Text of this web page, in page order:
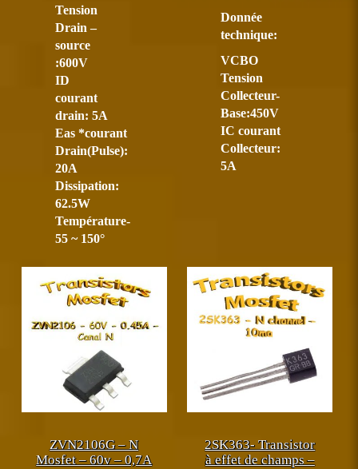
Tension
Drain –
source
:600V
ID
courant
drain: 5A
Eas *courant
Drain(Pulse):
20A
Dissipation:
62.5W
Température-
55 ~ 150°
Donnée
technique:
VCBO
Tension
Collecteur-
Base:450V
IC courant
Collecteur:
5A
ZVN2106G – N
Mosfet – 60v – 0,7A
2SK363- Transistor
à effet de champs –